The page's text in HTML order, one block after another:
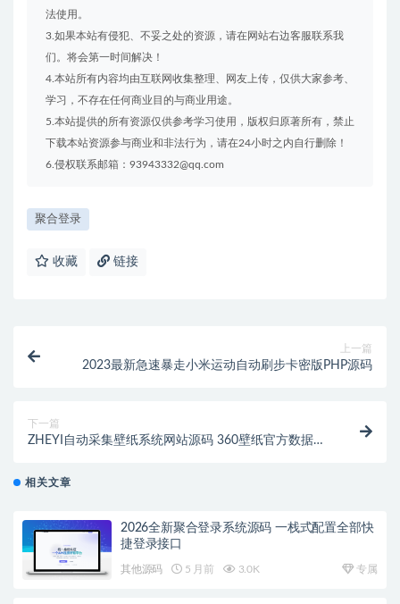
法使用。
3.如果本站有侵犯、不妥之处的资源，请在网站右边客服联系我
们。将会第一时间解决！
4.本站所有内容均由互联网收集整理、网友上传，仅供大家参考、
学习，不存在任何商业目的与商业用途。
5.本站提供的所有资源仅供参考学习使用，版权归原著所有，禁止
下载本站资源参与商业和非法行为，请在24小时之内自行删除！
6.侵权联系邮箱：93943332@qq.com
聚合登录
收藏 链接
上一篇
2023最新急速暴走小米运动自动刷步卡密版PHP源码
下一篇
ZHEYI自动采集壁纸系统网站源码 360壁纸官方数据接
相关文章
2026全新聚合登录系统源码 一栈式配置全部快
捷登录接口
其他源码 5 月前 3.0K 专属